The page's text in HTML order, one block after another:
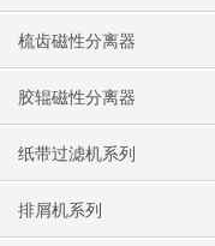
梳齿磁性分离器
胶辊磁性分离器
纸带过滤机系列
排屑机系列